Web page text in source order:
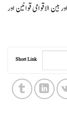
قوانین اور
Short Link